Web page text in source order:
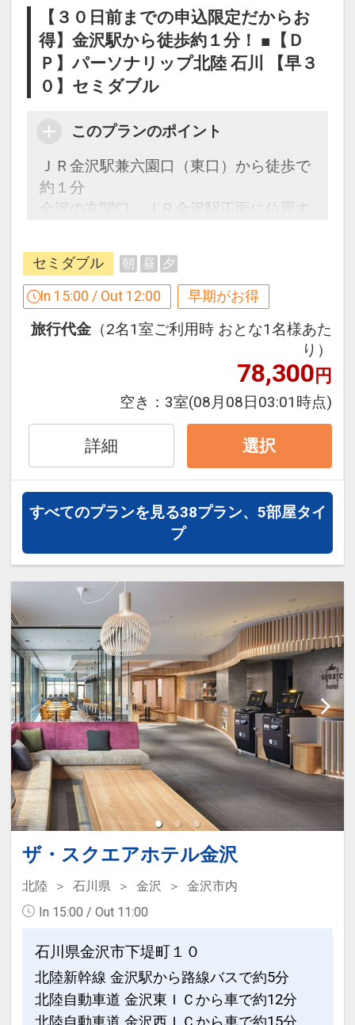
翌朝はゆっくりチェックアウト♪
★レイトチェックアウト
通常１１：００チェックアウトのとこ
ろ、 本プランは１２：００
「食事なしプラン」と「朝食付プラン」
●「食事なしプラン」と「朝食付プラ
ン」を別プランとして掲載しています。
設定期間：2026年4月1日～2026年9月
30日
インターネットコース番号：DP-1-
17620554
【３０日前までの申込限定だからお
得】金沢駅から徒歩約１分！ ■【Ｄ
Ｐ】パーソナリップ北陸 石川 【早３
０】セミダブル
このプランのポイント
ＪＲ金沢駅兼六園口（東口）から徒歩で
約１分
金沢の玄関口、ＪＲ金沢駅正面に位置す
沢、能登方面への観光から、商用にてご
利用の方々まで幅広く対応致します。
本プランは「初泊日の３０日前までにお
申し込みの方」に限りご予約可能なプラ
早期申込対象期間を過ぎてからの変更
（人数の内訳・客室タイプ・食事条件・
プラン・氏名・人員・泊数の増減等の変
更）があった場合、
新たに通常プランのご予約が必要となり
ドリンクチケット1枚付プラン
QRコードが付いたチケットをお渡し
し、1階の自動販売機で読み取り、お好
きなドリンクを選択♪
※滞在中おひとり様１回
※旅行代金に含まれます。
翌朝はゆっくりチェックアウト♪
★レイトチェックアウト
通常１１：００チェックアウトのとこ
ろ、 本プランは１２：００までＯＫ♪
をご用意しています。
● 「食事なしプラン」と「朝食付プラ
※ご覧のページの【食事条件】
めのうえ、ご予約にお進みください。
セミダブル 朝 昼 夕
In 15:00 / Out 12:00 早期がお得
旅行代金 （2名1室ご利用時 おとな1名様あた
り）
78,300円
空き： 3室(08月08日03:01時点)
詳細 選択
すべてのプランを見る38プラン、5部屋タイ
プ
ザ・スクエアホテル金沢
北陸 石川県 金沢
金沢市内
In 15:00 / Out 11:00
石川県金沢市下堤町１０
北陸新幹線 金沢駅から路線バスで約5分
北陸自動車道 金沢東ＩＣから車で約12分
北陸自動車道 金沢西ＩＣから車で約15分